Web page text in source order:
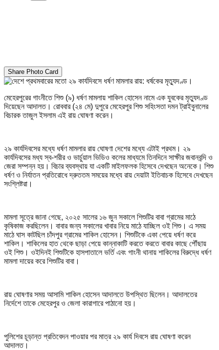
Share Photo Card
মেহেরপুরের গাংনীতে শিশু (৯) ধর্ষণ মামলায় শাকিল হোসেন নামে এক যুবকের মৃত্যুদণ্ড
দিয়েছেন আদালত। রোববার (২৪ মে) দুপুরে মেহেরপুর শিশু সহিংসতা দমন ট্রাইবুনালের
বিচারক তাজুল ইসলাম এই রায় ঘোষণা করেন।
২৯ কার্যদিবসের মধ্যে ধর্ষণ মামলার রায় ঘোষণা দেশের মধ্যে এটাই প্রথম। ২৯
কার্যদিবসের মধ্য স্ব-শরীর ও ভার্চুয়াল ভিডিও কলের মাধ্যমে তিনদিনে সাক্ষীর জবানবন্দি ও
জেরা সম্পন্ন হয়। বিচার ব্যবস্থায় যা একটি মাইলফলক হিসেবে দেখছেন অনেকে।‌ শিশু
ধর্ষণ ও নির্যাতন প্রতিরোধে দ্রুততম সময়ের মধ্যে রায় দেয়াটা ইতিবাচক হিসেবে দেখছেন
সংশ্লিষ্টরা।
মামলা সূত্রে জানা গেছে, ২০২৫ সালের ১৬ জুন সকালে শিশুটির বাবা গ্রামের মাঠে
কৃষিকাজ করছিলেন। বাবার জন্য সকালের খাবার নিয়ে মাঠে যাচ্ছিল ওই শিশু। এ সময়
মাঠে ঘাস কাটছিল চাঁদপুর গ্রামের শাকিল হোসেন। শিশুটিকে একা পেয়ে ধর্ষণ করে
শাকিল। শাকিলের হাত থেকে ছাড়া পেয়ে কান্নাকাটি করতে করতে বাবার কাছে পৌঁছায়
ওই শিশু। ওইদিনই শিশুটিকে হাসপাতালে ভর্তি এবং গাংনী থানায় শাকিলের বিরুদ্ধে ধর্ষণ
মামলা দায়ের করে শিশুটির বাবা।
রায় ঘোষণার সময় আসামি শাকিল হোসেন আদালতে উপস্থিত ছিলেন। আদালতের
নির্দেশে তাকে মেহেরপুর ও জেলা কারাগারে পাঠানো হয়।
পুলিশের চূড়ান্ত প্রতিবেদন পাওয়ার পর মাত্র ২৯ কার্য দিবসে রায় ঘোষণা করেন
আদালত।